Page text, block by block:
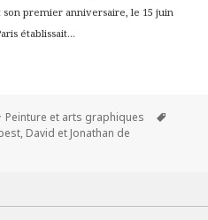
son premier anniversaire, le 15 juin
établissait...
Catégories
Peinture et arts graphiques
, David et Jonathan de